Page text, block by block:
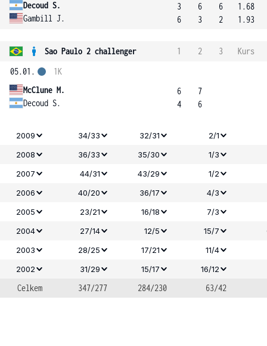
Decoud S.
Gambill J.
3
6
6
3
6
2
1.68
1.93
Sao Paulo 2 challenger 1 2 3
Kurs
05.01.
McClune M.
Decoud S.
1K
6
4
7
6
2009 34/33 32/31
2/1
2008
36/33 35/30
1/3
2007
44/31 43/29
1/2
2006
40/20 36/17
4/3
2005
23/21 16/18
7/3
2004
27/14 12/5 15/7
2003
28/25 17/21
11/4
2002
31/29 15/17 16/12
Celkem 347/277 284/230 63/42